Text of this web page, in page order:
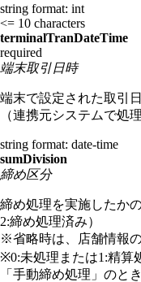
string format: int
<= 10 characters
terminalTranDateTime
required
端末取引日時
端末で設定された取引
（連携元システムで処
string format: date-time
sumDivision
締め区分
締め処理を実施したか
2:締め処理済み）
※省略時は、店舗情報
※0:未処理または1:精算
「手動締め処理」のと